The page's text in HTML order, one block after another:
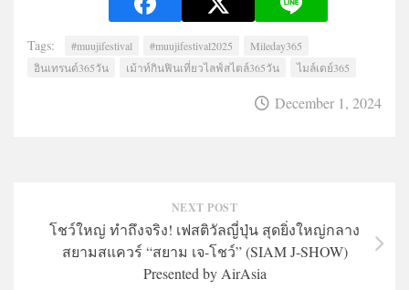
Tags: #muujifestival #muujifestival2025
Mileday365
อินเทรนด์365วัน
เม้าท์กินฟินเที่ยวไลฟ์สไตล์365วัน ไมล์เดย์365
December 1, 2024
NEXT POST
โชว์ใหญ่ ทำถึงจริง! เฟสติวัลญี่ปุ่น สุดยิ่งใหญ่กลาง
สยามสแควร์ “สยาม เจ-โชว์” (SIAM J-SHOW)
Presented by AirAsia